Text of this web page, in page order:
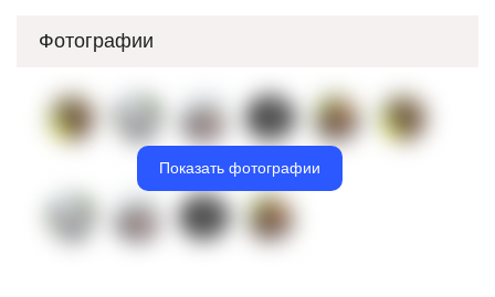
Фотографии
Показать фотографии